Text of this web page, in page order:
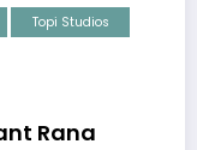
Topi Studios
Rana